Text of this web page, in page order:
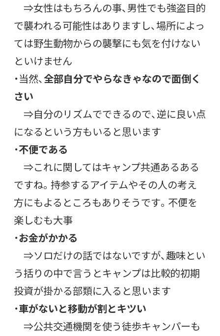
⇒女性はもちろんの事、男性でも強盗目的
で襲われる可能性はありますし、場所によっ
ては野生動物からの襲撃にも気を付けない
といけません
・当然、全部自分でやらなきゃなので面倒く
さい
⇒自分のリズムでできるので、逆に良い点
になるという方もいると思います
・不便である
⇒これに関してはキャンプ共通あるある
ですね。持参するアイテムやその人の考え
方にもよるところもありそうです。不便を
楽しむも大事
・お金がかかる
⇒ソロだけの話ではないですが、趣味とい
う括りの中で言うとキャンプは比較的初期
投資が掛かる部類に入ると思います
・車がないと移動が割とキツい
⇒公共交通機関を使う徒歩キャンパーも